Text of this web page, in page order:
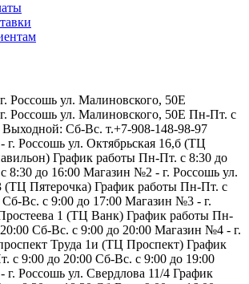
Россошь ул. Малиновского, 50Е
Россошь ул. Малиновского, 50Е Пн-Пт. с
Выходной: Сб-Вс. т.+7-908-148-98-97
Россошь ул. Октябрьская 16,б (ТЦ
График работы Пн-Пт. с 8:30 до
8:30 до 16:00 Магазин №2 - г. Россошь ул.
(ТЦ Пятерочка) График работы Пн-Пт. с
Сб-Вс. с 9:00 до 17:00 Магазин №3 - г.
1 (ТЦ Ванк) График работы Пн-
Сб-Вс. с 9:00 до 20:00 Магазин №4 - г.
Труда 1и (ТЦ Проспект) График
с 9:00 до 20:00 Сб-Вс. с 9:00 до 19:00
Россошь ул. Свердлова 11/4 График